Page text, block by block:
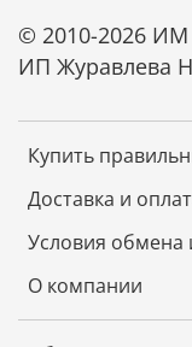
Купить
Доставка и
Условия обмена
О компании
© 2010-2026
ИП Журавлева